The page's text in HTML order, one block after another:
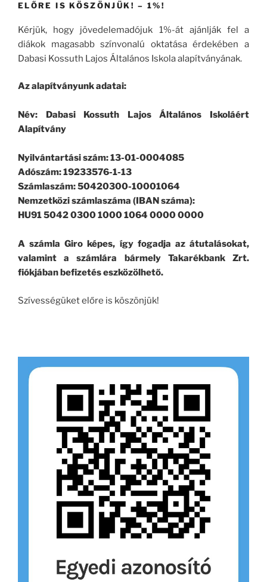
ELŐRE IS KÖSZÖNJÜK! – 1%!
Kérjük, hogy jövedelemadójuk 1%-át ajánlják fel a
diákok magasabb színvonalú oktatása érdekében a
Dabasi Kossuth Lajos Általános Iskola alapítványának.
Az alapítványunk adatai:
Név: Dabasi Kossuth Lajos Általános Iskoláért
Alapítvány
Nyilvántartási szám: 13-01-0004085
Adószám: 19233576-1-13
Számlaszám: 50420300-10001064
Nemzetközi számlaszáma (IBAN száma):
HU91 5042 0300 1000 1064 0000 0000
A számla Giro képes, így fogadja az átutalásokat,
valamint a számlára bármely Takarékbank Zrt.
fiókjában befizetés eszközölhető.
Szívességüket előre is köszönjük!